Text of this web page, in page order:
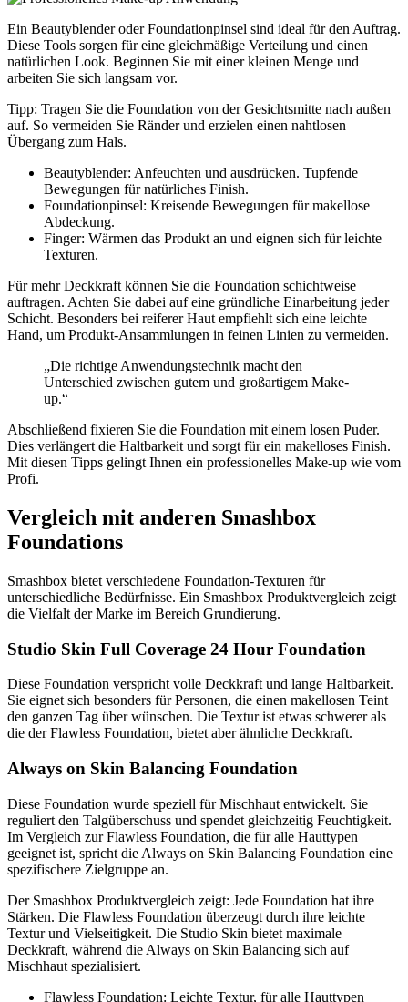
Ein Beautyblender oder Foundationpinsel sind ideal für den Auftrag.
Diese Tools sorgen für eine gleichmäßige Verteilung und einen
natürlichen Look. Beginnen Sie mit einer kleinen Menge und
arbeiten Sie sich langsam vor.
Tipp: Tragen Sie die Foundation von der Gesichtsmitte nach außen
auf. So vermeiden Sie Ränder und erzielen einen nahtlosen
Übergang zum Hals.
Beautyblender: Anfeuchten und ausdrücken. Tupfende
Bewegungen für natürliches Finish.
Foundationpinsel: Kreisende Bewegungen für makellose
Abdeckung.
Finger: Wärmen das Produkt an und eignen sich für leichte
Texturen.
Für mehr Deckkraft können Sie die Foundation schichtweise
auftragen. Achten Sie dabei auf eine gründliche Einarbeitung jeder
Schicht. Besonders bei reiferer Haut empfiehlt sich eine leichte
Hand, um Produkt-Ansammlungen in feinen Linien zu vermeiden.
„Die richtige Anwendungstechnik macht den
Unterschied zwischen gutem und großartigem Make-
up.“
Abschließend fixieren Sie die Foundation mit einem losen Puder.
Dies verlängert die Haltbarkeit und sorgt für ein makelloses Finish.
Mit diesen Tipps gelingt Ihnen ein professionelles Make-up wie vom
Profi.
Vergleich mit anderen Smashbox
Foundations
Smashbox bietet verschiedene Foundation-Texturen für
unterschiedliche Bedürfnisse. Ein Smashbox Produktvergleich zeigt
die Vielfalt der Marke im Bereich Grundierung.
Studio Skin Full Coverage 24 Hour Foundation
Diese Foundation verspricht volle Deckkraft und lange Haltbarkeit.
Sie eignet sich besonders für Personen, die einen makellosen Teint
den ganzen Tag über wünschen. Die Textur ist etwas schwerer als
die der Flawless Foundation, bietet aber ähnliche Deckkraft.
Always on Skin Balancing Foundation
Diese Foundation wurde speziell für Mischhaut entwickelt. Sie
reguliert den Talgüberschuss und spendet gleichzeitig Feuchtigkeit.
Im Vergleich zur Flawless Foundation, die für alle Hauttypen
geeignet ist, spricht die Always on Skin Balancing Foundation eine
spezifischere Zielgruppe an.
Der Smashbox Produktvergleich zeigt: Jede Foundation hat ihre
Stärken. Die Flawless Foundation überzeugt durch ihre leichte
Textur und Vielseitigkeit. Die Studio Skin bietet maximale
Deckkraft, während die Always on Skin Balancing sich auf
Mischhaut spezialisiert.
Flawless Foundation: Leichte Textur, für alle Hauttypen